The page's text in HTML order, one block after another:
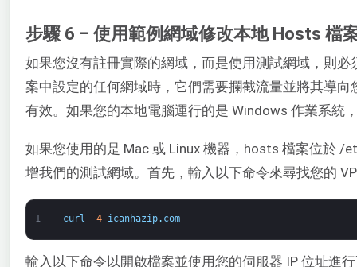
步驟 6 – 使用範例網域修改本地 Hosts 檔
如果您沒有註冊實際的網域，而是使用測試網域，則
案中設定的任何網域時，它們需要攔截流量並將其導
有效。如果您的本地電腦運行的是 Windows 作業系統
如果您使用的是 Mac 或 Linux 機器，hosts 檔案位於 /
增我們的測試網域。首先，輸入以下命令來尋找您的
1 curl -4 icanhazip. com
輸入以下命令以開啟檔案並使用您的伺服器 IP 位址進